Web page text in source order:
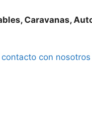
Caravanas,
con nosotros